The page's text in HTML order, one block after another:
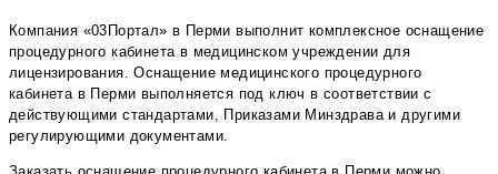
Компания «03Портал» в Перми выполнит комплексное оснащение
процедурного кабинета в медицинском учреждении для
лицензирования. Оснащение медицинского процедурного
кабинета в Перми выполняется под ключ в соответствии с
действующими стандартами, Приказами Минздрава и другими
регулирующими документами.